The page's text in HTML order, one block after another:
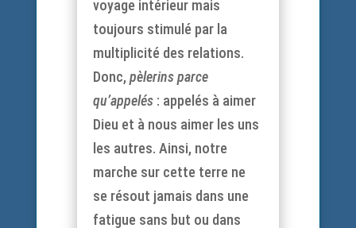
voyage intérieur mais
toujours stimulé par la
multiplicité des relations.
Donc, pèlerins parce
qu’appelés : appelés à aimer
Dieu et à nous aimer les uns
les autres. Ainsi, notre
marche sur cette terre ne
se résout jamais dans une
fatigue sans but ou dans